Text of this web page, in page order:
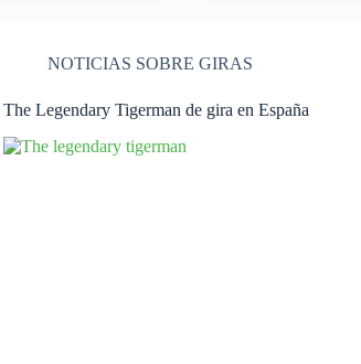
NOTICIAS SOBRE GIRAS
The Legendary Tigerman de gira en España